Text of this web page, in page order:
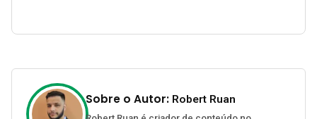
Sobre o Autor: Robert Ruan